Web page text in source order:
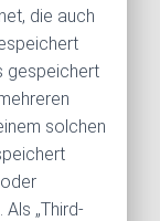
die auch
gespeichert
solchen
„Third-